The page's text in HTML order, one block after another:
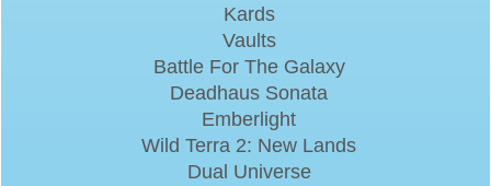
Kards
Vaults
Battle For The Galaxy
Deadhaus Sonata
Emberlight
Wild Terra 2: New Lands
Dual Universe